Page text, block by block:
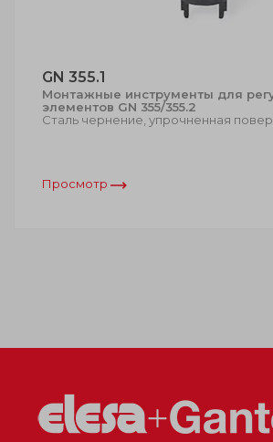
GN 355.1
Монтажные инструменты для
элементов GN 355/355.2
Сталь чернение, упрочненная
Просмотр